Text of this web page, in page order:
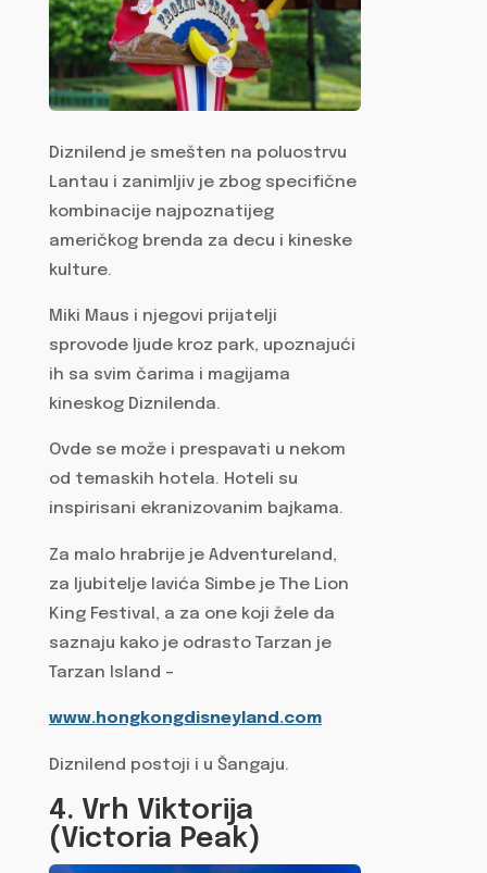
Diznilend je smešten na poluostrvu
Lantau i zanimljiv je zbog specifične
kombinacije najpoznatijeg
američkog brenda za decu i kineske
kulture.
Miki Maus i njegovi prijatelji
sprovode ljude kroz park, upoznajući
ih sa svim čarima i magijama
kineskog Diznilenda.
Ovde se može i prespavati u nekom
od temaskih hotela. Hoteli su
inspirisani ekranizovanim bajkama.
Za malo hrabrije je Adventureland,
za ljubitelje lavića Simbe je The Lion
King Festival, a za one koji žele da
saznaju kako je odrasto Tarzan je
Tarzan Island –
www.hongkongdisneyland.com
Diznilend postoji i u Šangaju.
4. Vrh Viktorija
(Victoria Peak)